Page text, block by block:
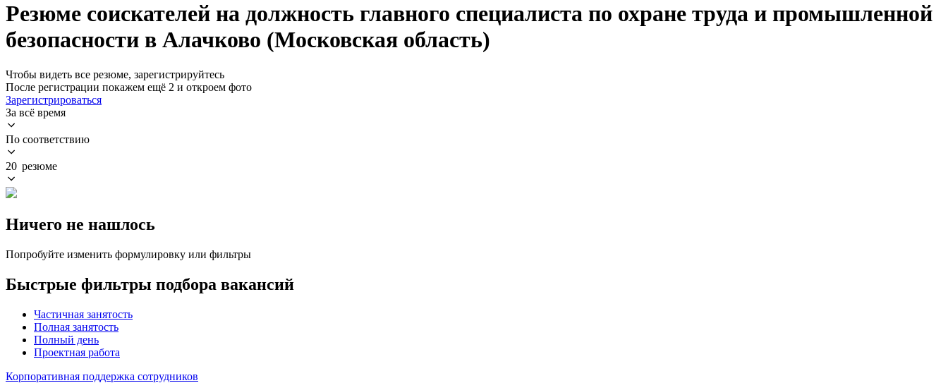
Резюме соискателей на должность главного специалиста по охране труда и промышленной
безопасности в Алачково (Московская область)
Чтобы видеть все резюме, зарегистрируйтесь
После регистрации покажем ещё 2 и откроем фото
Зарегистрироваться
За всё время
По соответствию
20 резюме
Ничего не нашлось
Попробуйте изменить формулировку или фильтры
Быстрые фильтры подбора вакансий
Частичная занятость
Полная занятость
Полный день
Проектная работа
Корпоративная поддержка сотрудников